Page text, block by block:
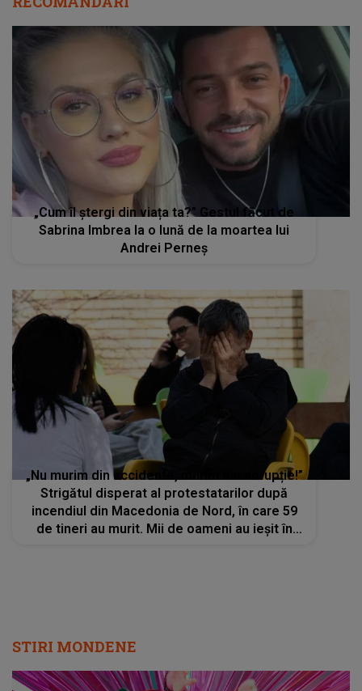
„Cum îl ștergi din viața ta?” Gestul făcut de
Sabrina Imbrea la o lună de la moartea lui
Andrei Perneș
„Nu murim din accidente, murim din corupție!”
Strigătul disperat al protestatarilor după
incendiul din Macedonia de Nord, în care 59
de tineri au murit. Mii de oameni au ieșit în
STIRI MONDENE